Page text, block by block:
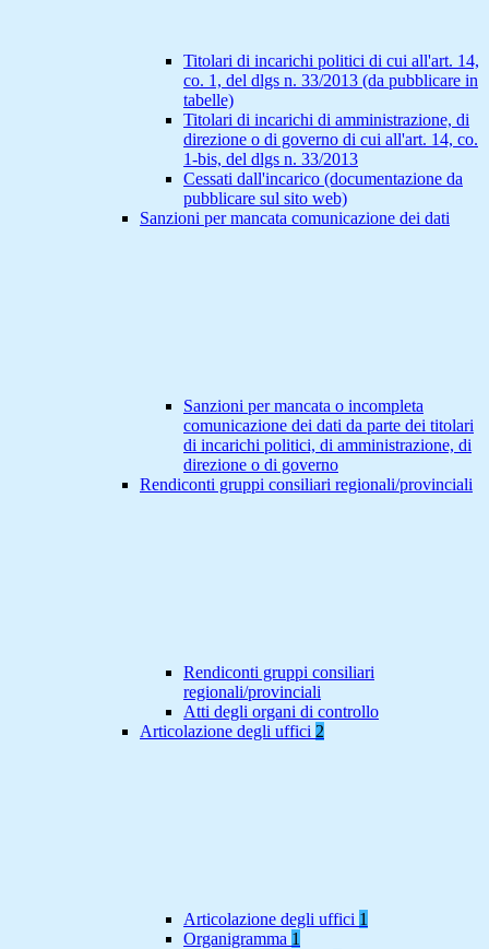
Titolari di incarichi politici di cui all'art. 14,
co. 1, del dlgs n. 33/2013 (da pubblicare in
tabelle)
Titolari di incarichi di amministrazione, di
direzione o di governo di cui all'art. 14, co.
1-bis, del dlgs n. 33/2013
Cessati dall'incarico (documentazione da
pubblicare sul sito web)
Sanzioni per mancata comunicazione dei dati
Sanzioni per mancata o incompleta
comunicazione dei dati da parte dei titolari
di incarichi politici, di amministrazione, di
direzione o di governo
Rendiconti gruppi consiliari regionali/provinciali
Rendiconti gruppi consiliari
regionali/provinciali
Atti degli organi di controllo
Articolazione degli uffici 2
Articolazione degli uffici 1
Organigramma 1